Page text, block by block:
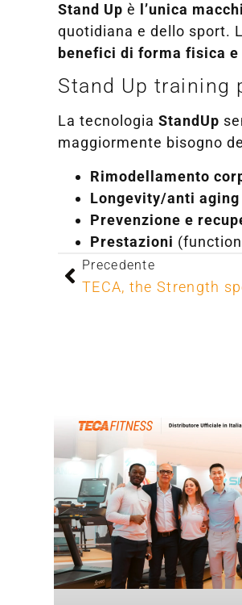
Stand Up è l’unica
quotidiana e dello sport.
benefici di forma fisica
Stand Up training
La tecnologia StandUp
maggiormente bisogno
Rimodellamento
Longevity/anti aging
Prevenzione e
Prestazioni
Precedente